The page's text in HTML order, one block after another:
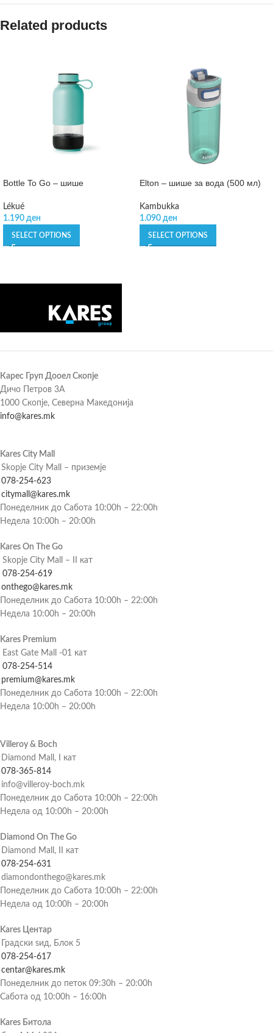
Related products
Bottle To Go – шише
Lékué
1.190 ден
SELECT OPTIONS
Elton – шише за вода (500 мл)
Kambukka
1.090 ден
SELECT OPTIONS
Карес Груп Дооел Скопје
Дичо Петров 3А
1000 Скопје, Северна Македонија
info@kares.mk
Kares City Mall
Skopje City Mall – приземје
078-254-623
citymall@kares.mk
Понеделник до Сабота 10:00h – 22:00h
Недела 10:00h – 20:00h
Kares On The Go
Skopje City Mall – II кат
078-254-619
onthego@kares.mk
Понеделник до Сабота 10:00h – 22:00h
Недела 10:00h – 20:00h
Kares Premium
East Gate Mall -01 кат
078-254-514
premium@kares.mk
Понеделник до Сабота 10:00h – 22:00h
Недела 10:00h – 20:00h
Villeroy & Boch
Diamond Mall, I кат
078-365-814
info@villeroy-boch.mk
Понеделник до Сабота 10:00h – 22:00h
Недела од 10:00h – 20:00h
Diamond On The Go
Diamond Mall, II кат
078-254-631
diamondonthego@kares.mk
Понеделник до Сабота 10:00h – 22:00h
Недела од 10:00h – 20:00h
Kares Центар
Градски ѕид, Блок 5
078-254-617
centar@kares.mk
Понеделник до петок 09:30h – 20:00h
Сабота од 10:00h – 16:00h
Kares Битола